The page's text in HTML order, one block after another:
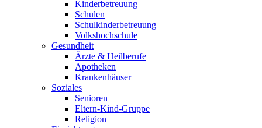
Kinderbetreuung
Schulen
Schulkinderbetreuung
Volkshochschule
Gesundheit
Ärzte & Heilberufe
Apotheken
Krankenhäuser
Soziales
Senioren
Eltern-Kind-Gruppe
Religion